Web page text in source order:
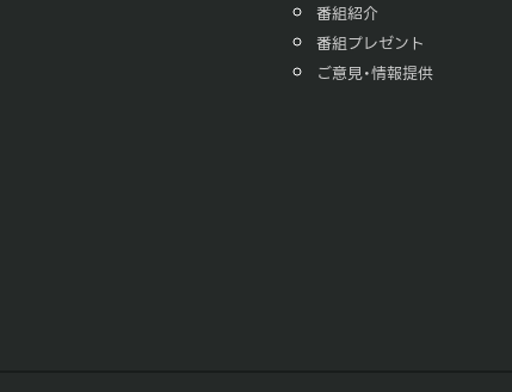
番組紹介
番組プレゼント
ご意見・情報提供